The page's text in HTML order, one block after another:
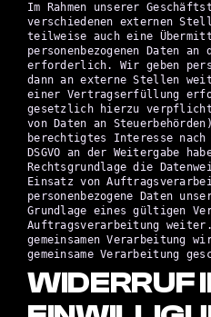
Im Rahmen unserer
verschiedenen externen
teilweise auch eine
personenbezogenen Daten
erforderlich. Wir geben
dann an externe Stellen
einer Vertragserfüllung
gesetzlich hierzu
von Daten an
berechtigtes Interesse
DSGVO an der Weitergabe
Rechtsgrundlage die
Einsatz von
personenbezogene Daten
Grundlage eines gültigen
Auftragsverarbeitung
gemeinsamen Verarbeitung
gemeinsame Verarbeitung
WIDERRUF